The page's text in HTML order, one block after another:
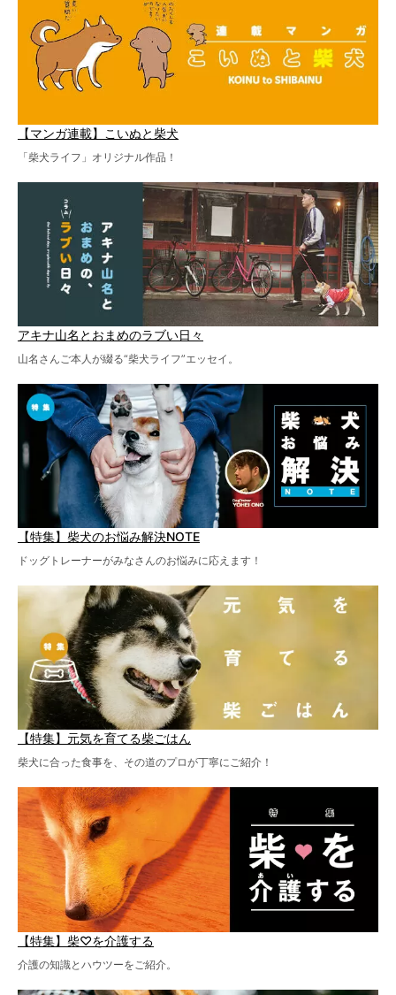
【マンガ連載】こいぬと柴犬
「柴犬ライフ」オリジナル作品！
アキナ山名とおまめのラブい日々
山名さんご本人が綴る“柴犬ライフ”エッセイ。
【特集】柴犬のお悩み解決NOTE
ドッグトレーナーがみなさんのお悩みに応えます！
【特集】元気を育てる柴ごはん
柴犬に合った食事を、その道のプロが丁寧にご紹介！
【特集】柴♡を介護する
介護の知識とハウツーをご紹介。